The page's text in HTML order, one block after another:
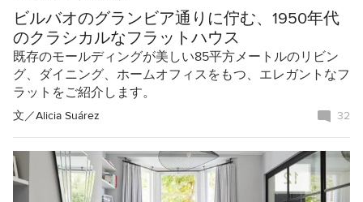
ビルバオのグランビア通りに佇む、1950年代
のクラシカルなフラットハウス
既存のモールディングが美しい85平方メートルのリビン
グ、ダイニング、ホームオフィスをもつ、エレガントなフ
ラットをご紹介します。
文／Alicia Suárez 32